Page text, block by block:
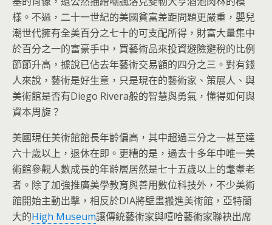
樣。不過，二十一世紀的美國貧富差距問題更嚴重，嬰兒
潮世代擁有全美百分之七十的可支配所得，財富大量集中
於百分之一的富豪手中，買藝術品來投資避險避稅的比例
節節升高，據說已佔去年藝術交易額的四分之三。對有錢
人來說，藝術是好生意，只是現在的藝術家、策展人、與
美術館是否有Diego Rivera般的智慧與勇氣，懂得如何與
資本周旋？
美國現任美術館館長年齡偏高，其中超過三分之一甚至達
六十歲以上，退休在即。更糟的是，過去十多年中唯一美
術館參觀人數成長的年齡層居然是七十五歲以上的耄耋老
者。除了加強推廣美學教育與善用數位科技外，不少美術
館開始主動出擊，相反於DIA將壁畫搬進美術館，亞特蘭
大的High Museum讓傳統藝術家與嘻哈藝術家聯袂出席